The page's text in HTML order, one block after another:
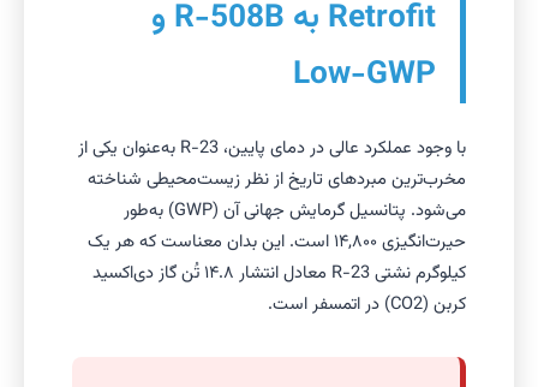
Retrofit به R-508B و
Low-GWP
با وجود عملکرد عالی در دمای پایین، R-23 به‌عنوان یکی از
مخرب‌ترین مبردهای تاریخ از نظر زیست‌محیطی شناخته
می‌شود. پتانسیل گرمایش جهانی آن (GWP) به‌طور
حیرت‌انگیزی ۱۴,۸۰۰ است. این بدان معناست که هر یک
کیلوگرم نشتی R-23 معادل انتشار ۱۴.۸ تُن گاز دی‌اکسید
کربن (CO2) در اتمسفر است.